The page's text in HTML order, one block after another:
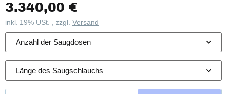
3.340,00 €
inkl. 19% USt. , zzgl. Versand
Anzahl der Saugdosen
Länge des Saugschlauchs